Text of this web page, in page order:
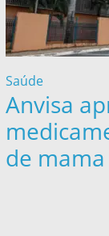
Saúde
Anvisa
de mama